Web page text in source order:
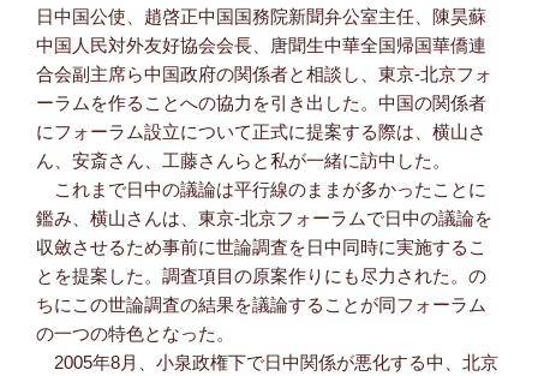
日中国公使、趙啓正中国国務院新聞弁公室主任、陳昊蘇
中国人民対外友好協会会長、唐聞生中華全国帰国華僑連
合会副主席ら中国政府の関係者と相談し、東京-北京フォ
ーラムを作ることへの協力を引き出した。中国の関係者
にフォーラム設立について正式に提案する際は、横山さ
ん、安斎さん、工藤さんらと私が一緒に訪中した。
これまで日中の議論は平行線のままが多かったことに
鑑み、横山さんは、東京-北京フォーラムで日中の議論を
収斂させるため事前に世論調査を日中同時に実施するこ
とを提案した。調査項目の原案作りにも尽力された。の
ちにこの世論調査の結果を議論することが同フォーラム
の一つの特色となった。
2005年8月、小泉政権下で日中関係が悪化する中、北京